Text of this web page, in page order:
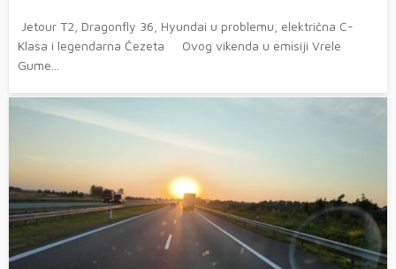
Jetour T2, Dragonfly 36, Hyundai u problemu, električna C-
Klasa i legendarna Čezeta Ovog vikenda u emisiji Vrele
Gume...